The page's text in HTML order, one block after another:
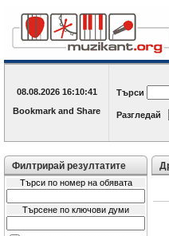
08.08.2026 16:10:41 Търси
Разгледай
Филтрирай резултатите
Търси по номер на обявата
Търсене по ключови думи